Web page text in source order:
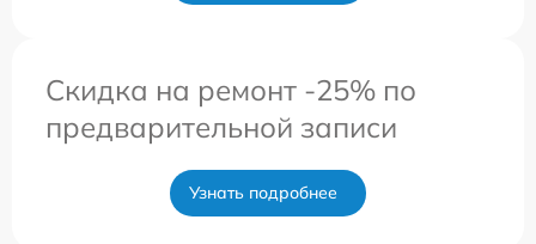
Скидка на ремонт -25% по
предварительной записи
Узнать подробнее